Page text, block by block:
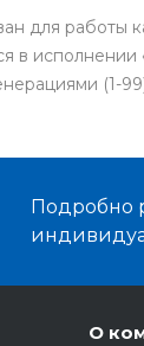
для работы
в
(1-
Подробно
О